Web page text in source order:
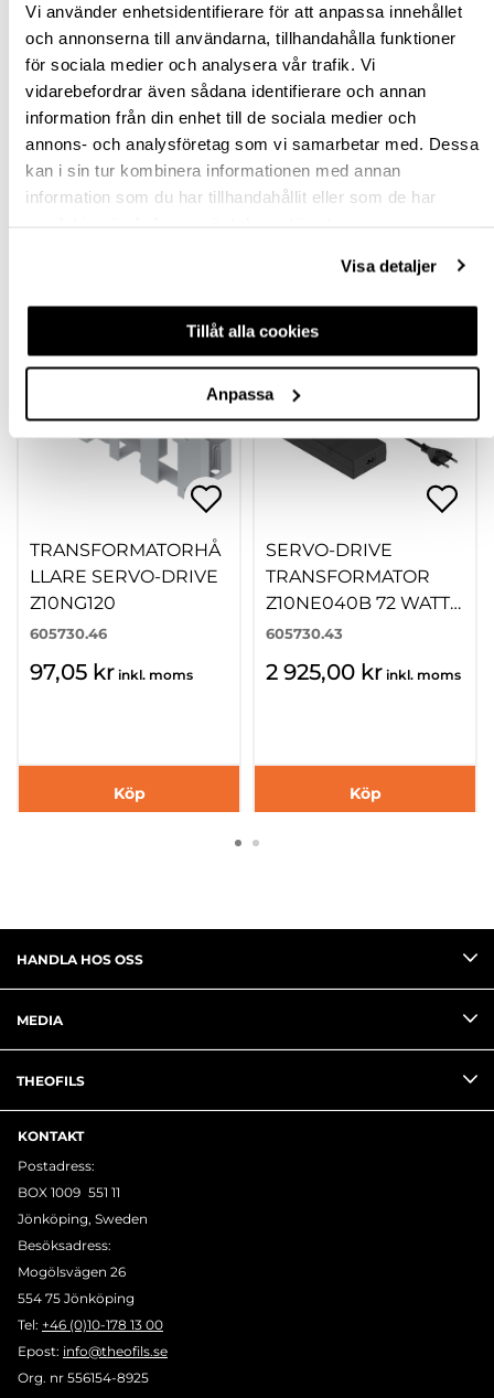
Vi använder enhetsidentifierare för att anpassa innehållet
och annonserna till användarna, tillhandahålla funktioner
för sociala medier och analysera vår trafik. Vi
vidarebefordrar även sådana identifierare och annan
information från din enhet till de sociala medier och
annons- och analysföretag som vi samarbetar med. Dessa
kan i sin tur kombinera informationen med annan
information som du har tillhandahållit eller som de har
Visa detaljer
Tillåt alla cookies
Anpassa
BESKRIVNING & FILER
SPECIFIKATION
FRÅGA OM PRODUKT
RECENSIONER
TRANSFORMATORHÅ
LLARE SERVO-DRIVE
Z10NG120
605730.46
97,05 kr inkl. moms
Köp
SERVO-DRIVE
TRANSFORMATOR
Z10NE040B 72 WATT
24 V IP40
605730.43
2 925,00 kr inkl. moms
Köp
HANDLA HOS OSS
MEDIA
THEOFILS
KONTAKT
Postadress:
BOX 1009 551 11
Jönköping, Sweden
Besöksadress:
Mogölsvägen 26
554 75 Jönköping
Tel: +46 (0)10-178 13 00
Epost: info@theofils.se
Org. nr 556154-8925